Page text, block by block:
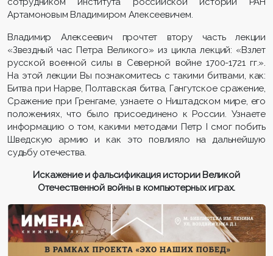
Артамоновым Владимиром Алексеевичем.
Владимир Алексеевич прочтет втору часть лекции
«Звездный час Петра Великого» из цикла лекций: «Взлет
русской военной силы в Северной войне 1700-1721 гг.».
На этой лекции Вы познакомитесь с такими битвами, как:
Битва при Нарве, Полтавская битва, Гангутское сражение,
Сражение при Гренгаме, узнаете о Ништадском мире, его
положениях, что было присоединено к России. Узнаете
информацию о том, какими методами Петр I смог побить
Шведскую армию и как это повлияло на дальнейшую
судьбу отечества.
Искажение и фальсификация истории Великой
Отечественной войныв компьютерных играх.